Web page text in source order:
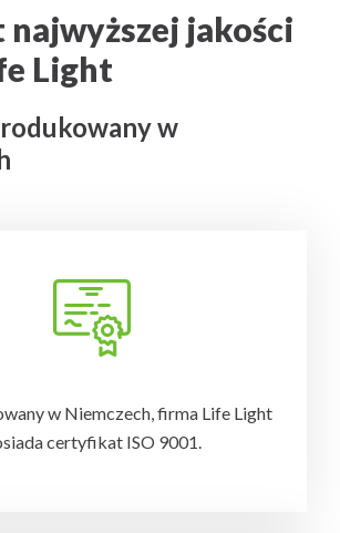
jakości
Light
w
w Niemczech, firma Life Light
certyfikat ISO 9001.